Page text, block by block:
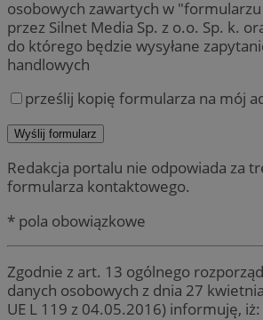
osobowych zawartych w
przez Silnet Media Sp. z o.o. Sp. k.
do którego będzie wysyłane
handlowych
prześlij kopię formularza na mój
Redakcja portalu nie odpowiada za
formularza kontaktowego.
* pola obowiązkowe
Zgodnie z art. 13 ogólnego
danych osobowych z dnia 27
UE L 119 z 04.05.2016) informuję, iż: